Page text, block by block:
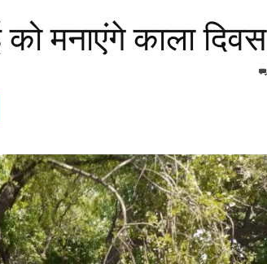
मनाएंगे काला दिवस